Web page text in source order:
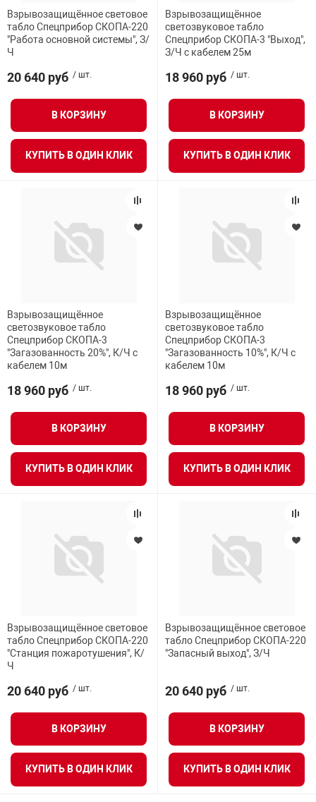
Взрывозащищённое световое
табло Спецприбор СКОПА-220
"Работа основной системы", З/
Ч
20 640 руб / шт.
В КОРЗИНУ
КУПИТЬ В ОДИН КЛИК
Взрывозащищённое
светозвуковое табло
Спецприбор СКОПА-3 "Выход",
З/Ч с кабелем 25м
18 960 руб / шт.
В КОРЗИНУ
КУПИТЬ В ОДИН КЛИК
Взрывозащищённое
светозвуковое табло
Спецприбор СКОПА-3
"Загазованность 20%", К/Ч с
кабелем 10м
18 960 руб / шт.
В КОРЗИНУ
КУПИТЬ В ОДИН КЛИК
Взрывозащищённое
светозвуковое табло
Спецприбор СКОПА-3
"Загазованность 10%", К/Ч с
кабелем 10м
18 960 руб / шт.
В КОРЗИНУ
КУПИТЬ В ОДИН КЛИК
Взрывозащищённое световое
табло Спецприбор СКОПА-220
"Станция пожаротушения", К/
Ч
20 640 руб / шт.
В КОРЗИНУ
КУПИТЬ В ОДИН КЛИК
Взрывозащищённое световое
табло Спецприбор СКОПА-220
"Запасный выход", З/Ч
20 640 руб / шт.
В КОРЗИНУ
КУПИТЬ В ОДИН КЛИК